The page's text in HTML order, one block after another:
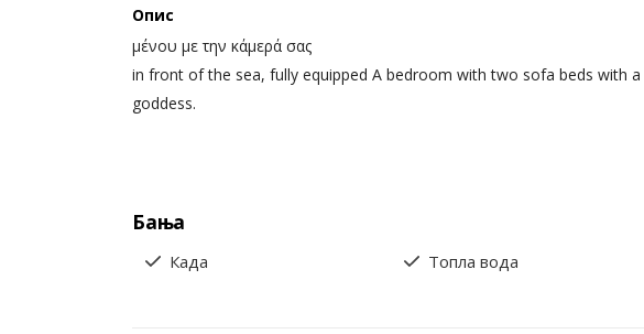
Опис
μένου με την κάμερά σας
in front of the sea, fully equipped A bedroom with two sofa beds with
goddess.
Бања
Када Топла вода